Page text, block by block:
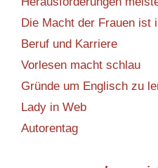
Die Macht der Frauen ist
Beruf und Karriere
Vorlesen macht schlau
Gründe um Englisch zu
Lady in Web
Autorentag